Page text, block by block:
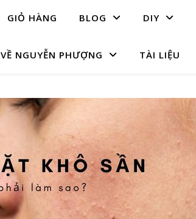
GIỎ HÀNG BLOG DIY
VỀ NGUYỄN PHƯỢNG TÀI LIỆU